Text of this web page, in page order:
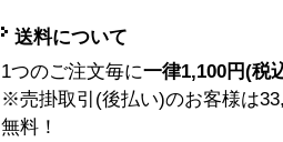
送料について
1つのご注文毎に一律1,100円(税
※売掛取引(後払い)のお客様は
無料！